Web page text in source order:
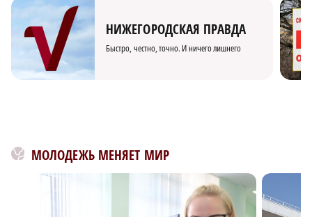
НИЖЕГОРОДСКАЯ ПРАВДА
Быстро, честно, точно. И ничего лишнего
МОЛОДЕЖЬ МЕНЯЕТ МИР